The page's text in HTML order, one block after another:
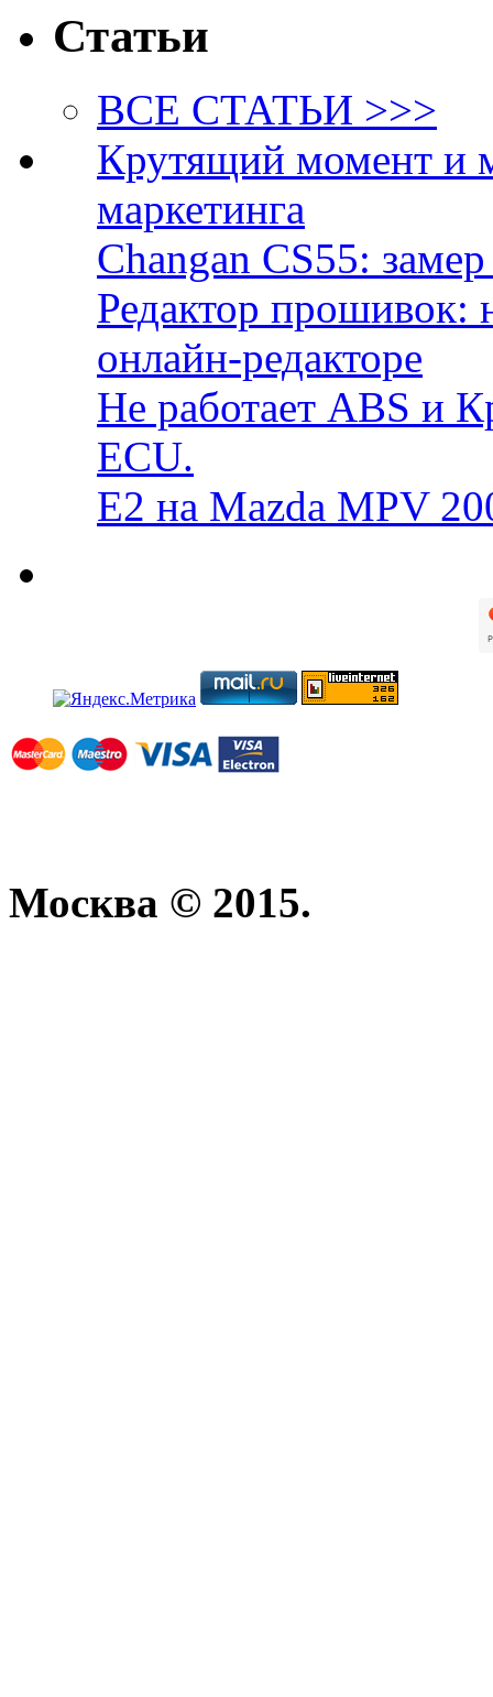
Статьи
ВСЕ СТАТЬИ >>>
Крутящий момент и
маркетинга
Changan CS55:
Редактор прошивок:
онлайн-редакторе
Не работает ABS и
ECU.
E2 на Mazda MPV
Москва © 2015.